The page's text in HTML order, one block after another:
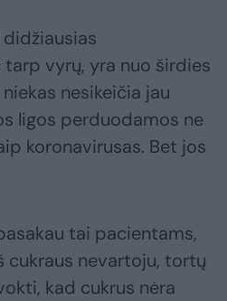
vyrų, yra nuo širdies
nesikeičia jau
ligos perduodamos ne
koronavirusas. Bet jos
tai pacientams,
cukraus nevartoju, tortų
kad cukrus nėra